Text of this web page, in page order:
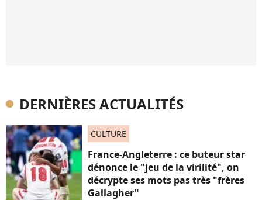
DERNIÈRES ACTUALITÉS
CULTURE
France-Angleterre : ce buteur star
dénonce le "jeu de la virilité", on
décrypte ses mots pas très "frères
Gallagher"